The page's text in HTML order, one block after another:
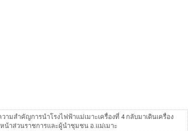
วามสำคัญการนำโรงไฟฟ้าแม่เมาะเครื่องที่ 4 กลับมาเดินเครื่อง
น้าส่วนราชการและผู้นำชุมชน อ.แม่เมาะ